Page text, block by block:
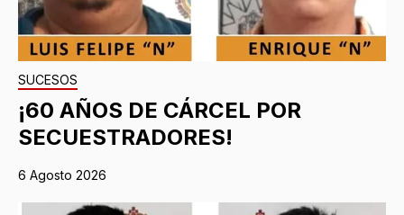
SUCESOS
¡60 AÑOS DE CÁRCEL POR
SECUESTRADORES!
6 Agosto 2026